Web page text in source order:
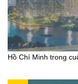
Hồ Chí Minh trong